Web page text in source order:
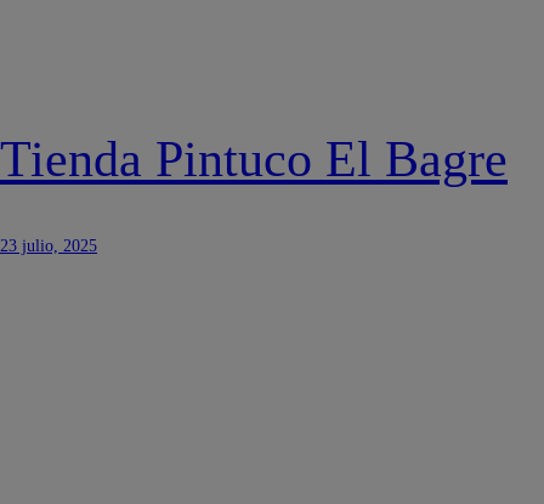
Tienda Pintuco El Bagre
23 julio, 2025